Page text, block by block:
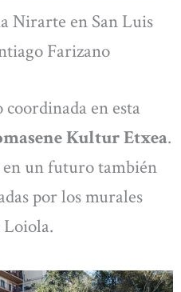
Nirarte en San Luis
Farizano
en esta
Kultur Etxea.
en un futuro también
por los murales
Loiola.